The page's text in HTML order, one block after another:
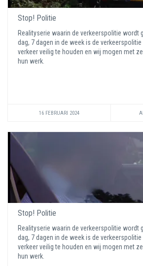
Stop! Politie
Realityserie waarin de verkeerspolitie wordt
dag, 7 dagen in de week is de
verkeer veilig te houden en wij mogen met
hun werk.
16 FEBRUARI 2024
Stop! Politie
Realityserie waarin de verkeerspolitie wordt
dag, 7 dagen in de week is de
verkeer veilig te houden en wij mogen met
hun werk.